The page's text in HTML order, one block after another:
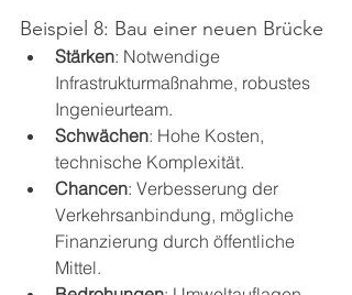
Beispiel 8: Bau einer neuen Brücke
Stärken: Notwendige
Infrastrukturmaßnahme, robustes
Ingenieurteam.
Schwächen: Hohe Kosten,
technische Komplexität.
Chancen: Verbesserung der
Verkehrsanbindung, mögliche
Finanzierung durch öffentliche
Mittel.